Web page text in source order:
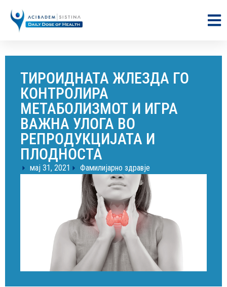
ТИРОИДНАТА ЖЛЕЗДА ГО
КОНТРОЛИРА
МЕТАБОЛИЗМОТ И ИГРА
ВАЖНА УЛОГА ВО
РЕПРОДУКЦИЈАТА И
ПЛОДНОСТА
мај 31, 2021 Фамилијарно здравје